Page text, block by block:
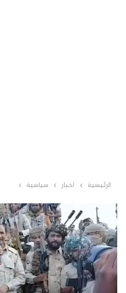
الرئيسية أخبار سياسية